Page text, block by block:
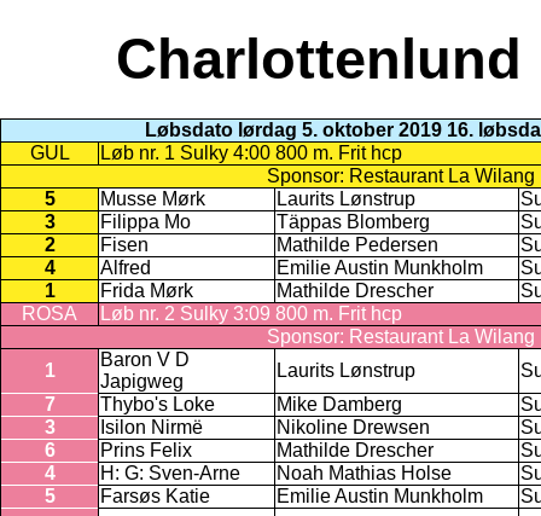
Charlottenlund
Løbsdato lørdag 5. oktober 2019 16.
GUL
Løb nr. 1 Sulky 4:00 800 m. Frit hcp
Sponsor: Restaurant La Wilang
5
Musse Mørk Laurits Lønstrup
3
Filippa Mo Täppas Blomberg
2
Fisen Mathilde Pedersen
4
Alfred Emilie Austin Munkholm
1
Frida Mørk Mathilde Drescher
ROSA
Løb nr. 2 Sulky 3:09 800 m. Frit hcp
Sponsor: Restaurant La Wilang
1
Baron V D
Japigweg
Laurits Lønstrup
7
Thybo's Loke Mike Damberg
3
Isilon Nirmë Nikoline Drewsen
6
Prins Felix Mathilde Drescher
4
H: G: Sven-Arne Noah Mathias Holse
5
Farsøs Katie Emilie Austin Munkholm